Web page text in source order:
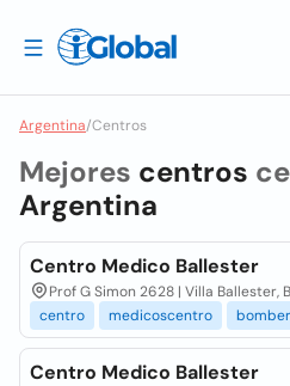
Argentina/Centros
Mejores centros
Argentina
Centro Medico Ballester
Prof G Simon 2628 | Villa Ballester,
centro
medicoscentro
Centro Medico Ballester